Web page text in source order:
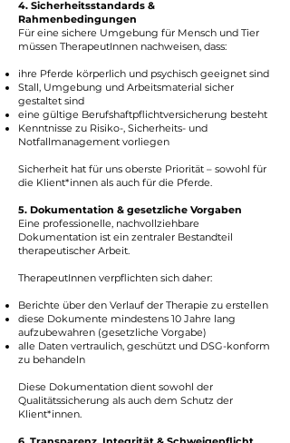
4. Sicherheitsstandards &
Rahmenbedingungen
Für eine sichere Umgebung für Mensch und Tier
müssen TherapeutInnen nachweisen, dass:
ihre Pferde körperlich und psychisch geeignet sind
Stall, Umgebung und Arbeitsmaterial sicher
gestaltet sind
eine gültige Berufshaftpflichtversicherung besteht
Kenntnisse zu Risiko-, Sicherheits- und
Notfallmanagement vorliegen
Sicherheit hat für uns oberste Priorität – sowohl für
die Klient*innen als auch für die Pferde.
5. Dokumentation & gesetzliche Vorgaben
Eine professionelle, nachvollziehbare
Dokumentation ist ein zentraler Bestandteil
therapeutischer Arbeit.
TherapeutInnen verpflichten sich daher:
Berichte über den Verlauf der Therapie zu erstellen
diese Dokumente mindestens 10 Jahre lang
aufzubewahren (gesetzliche Vorgabe)
alle Daten vertraulich, geschützt und DSG-konform
zu behandeln
Diese Dokumentation dient sowohl der
Qualitätssicherung als auch dem Schutz der
Klient*innen.